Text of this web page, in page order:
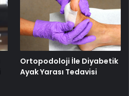
Ortopodoloji İle Diyabetik
Ayak Yarası Tedavisi